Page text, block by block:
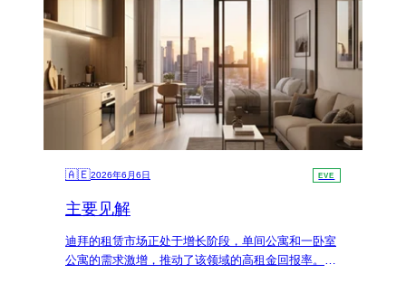
🇦🇪2026年6月6日 EVE
主要见解
迪拜的租赁市场正处于增长阶段，单间公寓和一卧室
公寓的需求激增，推动了该领域的高租金回报率。紧